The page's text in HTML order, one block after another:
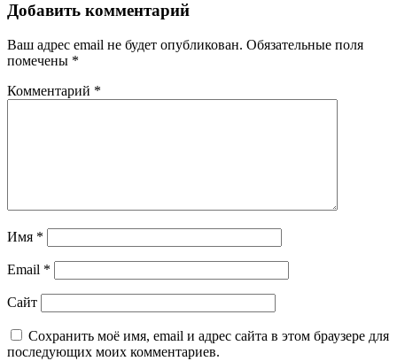
Добавить комментарий
Ваш адрес email не будет опубликован. Обязательные поля
помечены *
Комментарий *
Имя *
Email *
Сайт
Сохранить моё имя, email и адрес сайта в этом браузере для
последующих моих комментариев.